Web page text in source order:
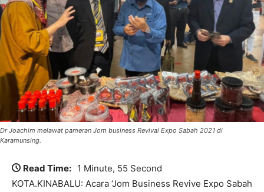
Dr Joachim melawat pameran Jom business Revival Expo Sabah 2021 di
Karamunsing.
Read Time: 1 Minute, 55 Second
KOTA.KINABALU: Acara ‘Jom Business Revive Expo Sabah